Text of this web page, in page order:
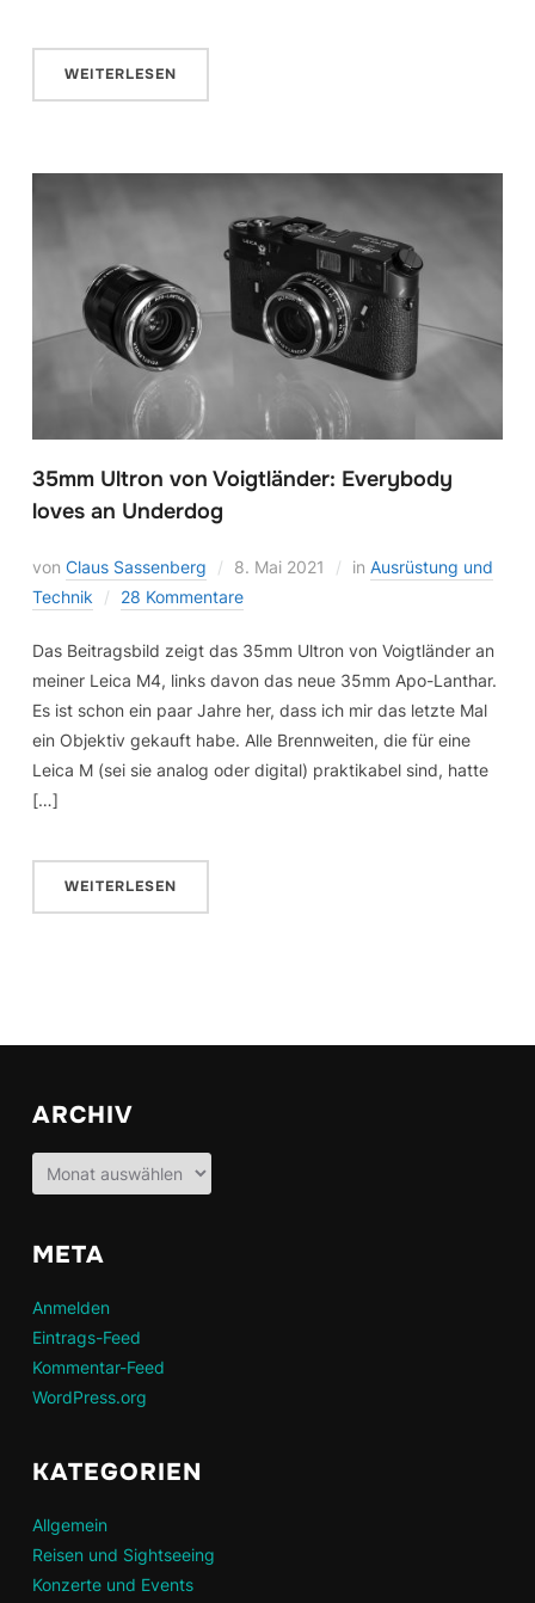
WEITERLESEN
35mm Ultron von Voigtländer: Everybody
loves an Underdog
von Claus Sassenberg 8. Mai 2021 in Ausrüstung und
Technik
28 Kommentare
Das Beitragsbild zeigt das 35mm Ultron von Voigtländer an
meiner Leica M4, links davon das neue 35mm Apo-Lanthar.
Es ist schon ein paar Jahre her, dass ich mir das letzte Mal
ein Objektiv gekauft habe. Alle Brennweiten, die für eine
Leica M (sei sie analog oder digital) praktikabel sind, hatte
[…]
WEITERLESEN
ARCHIV
Archiv
META
Anmelden
Eintrags-Feed
Kommentar-Feed
WordPress.org
KATEGORIEN
Allgemein
Reisen und Sightseeing
Konzerte und Events